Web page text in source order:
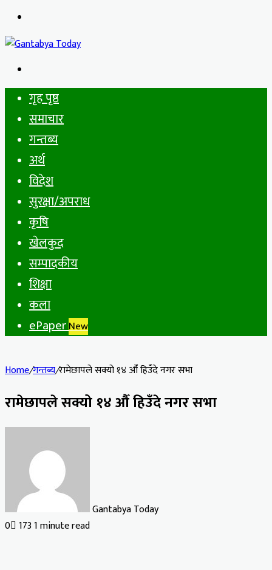
for
गृह पृष्ठ
समाचार
गन्तब्य
अर्थ
विदेश
सुरक्षा/अपराध
कृषि
खेलकुद
सम्पादकीय
शिक्षा
कला
ePaperNew
Home/गन्तब्य/रामेछापले सक्यो १४ औँ हिउँदे नगर सभा
रामेछापले सक्यो १४ औँ हिउँदे नगर सभा
Gantabya Today
0 1731 minute read